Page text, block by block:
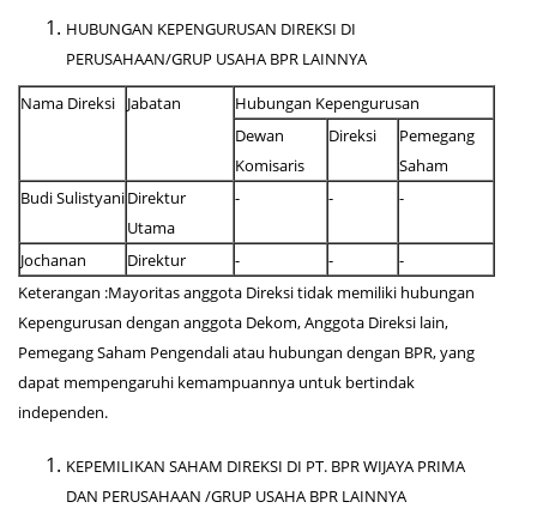
HUBUNGAN KEPENGURUSAN DIREKSI DI
PERUSAHAAN/GRUP USAHA BPR LAINNYA
Nama Direksi Jabatan
Hubungan Kepengurusan
Dewan
Komisaris
Direksi
Pemegang
Saham
Budi SulistyaniDirektur
Utama
- - -
Jochanan Direktur - -
-
Keterangan :Mayoritas anggota Direksi tidak memiliki hubungan
Kepengurusan dengan anggota Dekom, Anggota Direksi lain,
Pemegang Saham Pengendali atau hubungan dengan BPR, yang
dapat mempengaruhi kemampuannya untuk bertindak
independen.
KEPEMILIKAN SAHAM DIREKSI DI PT. BPR WIJAYA PRIMA
DAN PERUSAHAAN /GRUP USAHA BPR LAINNYA